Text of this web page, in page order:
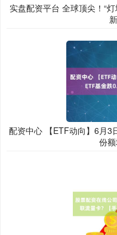
实盘配资平台 全球顶尖！“
配资中心 【ETF动向】6月3
份